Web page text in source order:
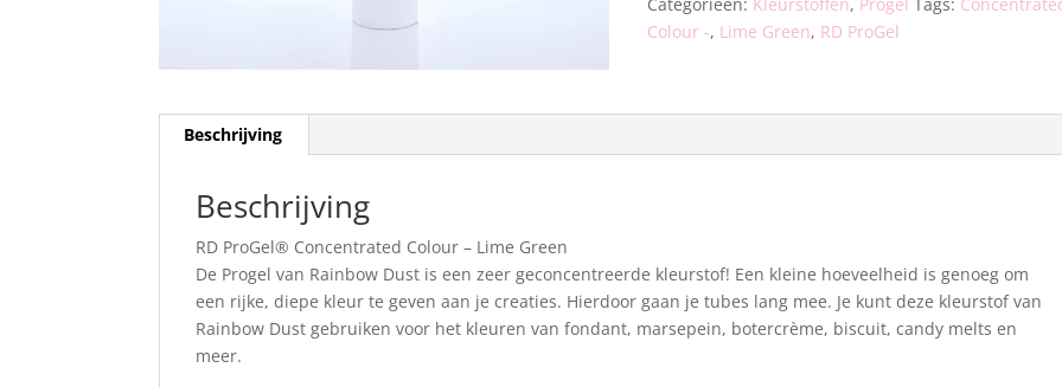
aantal
Colour -, Lime Green, RD ProGel
Beschrijving
Beschrijving
RD ProGel® Concentrated Colour – Lime Green
De Progel van Rainbow Dust is een zeer geconcentreerde kleurstof! Een kleine hoeveelheid is genoeg om
een rijke, diepe kleur te geven aan je creaties. Hierdoor gaan je tubes lang mee. Je kunt deze kleurstof van
Rainbow Dust gebruiken voor het kleuren van fondant, marsepein, botercrème, biscuit, candy melts en
meer.